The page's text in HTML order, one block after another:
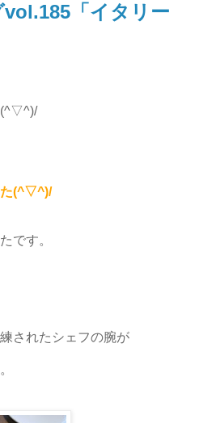
「イタリー
(^▽^)/
た(^▽^)/
です。
されたシェフの腕が